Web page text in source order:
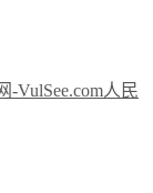
人民